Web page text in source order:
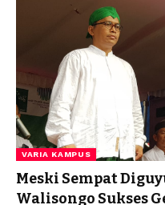
VARIA KAMPUS
Meski Sempat
Walisongo Sukses